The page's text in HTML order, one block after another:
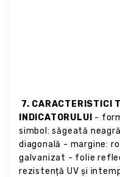
7. CARACTERISTICI
INDICATORULUI -
simbol: săgeată
diagonală - margine:
galvanizat - folie
rezistență UV și